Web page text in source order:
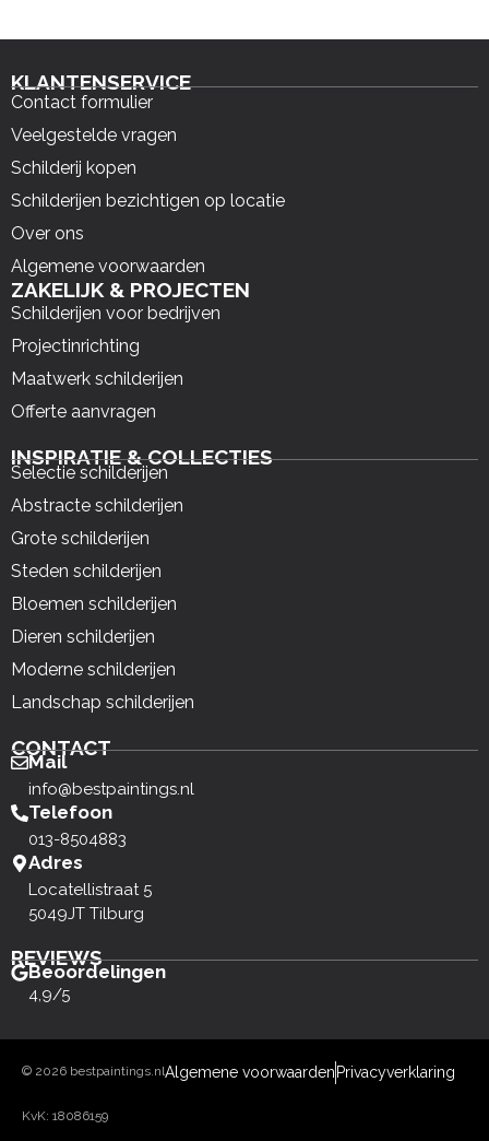
KLANTENSERVICE
Contact formulier
Veelgestelde vragen
Schilderij kopen
Schilderijen bezichtigen op locatie
Over ons
Algemene voorwaarden
ZAKELIJK & PROJECTEN
Schilderijen voor bedrijven
Projectinrichting
Maatwerk schilderijen
Offerte aanvragen
INSPIRATIE & COLLECTIES
Selectie schilderijen
Abstracte schilderijen
Grote schilderijen
Steden schilderijen
Bloemen schilderijen
Dieren schilderijen
Moderne schilderijen
Landschap schilderijen
CONTACT
Mail
info@bestpaintings.nl
Telefoon
013-8504883
Adres
Locatellistraat 5
5049JT Tilburg
REVIEWS
Beoordelingen
4,9/5
© 2026 bestpaintings.nlAlgemene voorwaarden Privacyverklaring
KvK: 18086159